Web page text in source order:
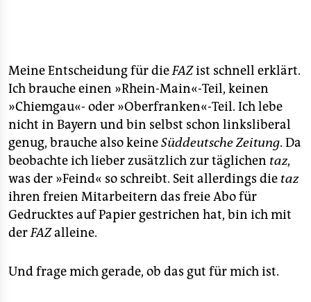
Meine Entscheidung für dieFAZist schnell erklärt.
Ich brauche einen »Rhein-Main«-Teil, keinen
»Chiemgau«- oder »Oberfranken«-Teil. Ich lebe
nicht in Bayern und bin selbst schon linksliberal
genug, brauche also keineSüddeutsche Zeitung. Da
beobachte ich lieber zusätzlich zur täglichen taz,
was der »Feind« so schreibt. Seit allerdings die taz
ihren freien Mitarbeitern das freie Abo für
Gedrucktes auf Papier gestrichen hat, bin ich mit
derFAZalleine.
Und frage mich gerade, ob das gut für mich ist.